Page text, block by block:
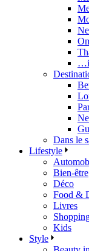
Dans le
Lifestyle
Bien-être
Déco
Food &
Livres
Kids
Style